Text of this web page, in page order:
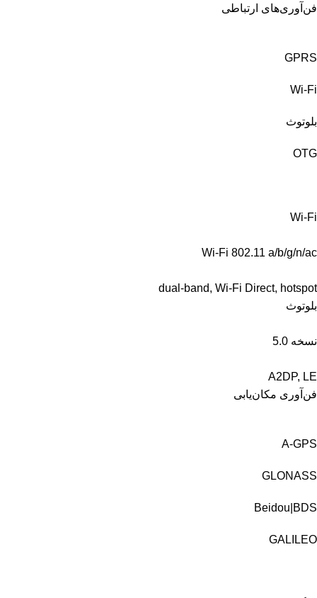
فن‌آوری‌های ارتباطی
GPRS
Wi-Fi
بلوتوث
OTG
Wi-Fi
Wi-Fi 802.11 a/b/g/n/ac
dual-band, Wi-Fi Direct, hotspot
بلوتوث
نسخه 5.0
A2DP, LE
فن‌آوری مکان‌یابی
A-GPS
GLONASS
Beidou|BDS
GALILEO